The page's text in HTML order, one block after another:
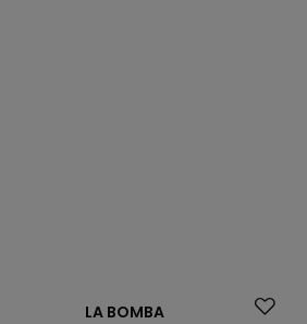
LA BOMBA